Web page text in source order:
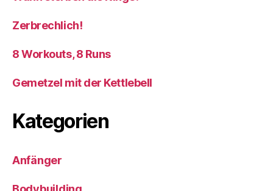
Zerbrechlich!
8 Workouts, 8 Runs
Gemetzel mit der Kettlebell
Kategorien
Anfänger